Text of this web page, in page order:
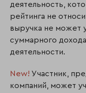
деятельность,
рейтинга не
выручка не может
суммарного
деятельности.
New! Участник,
компаний, может